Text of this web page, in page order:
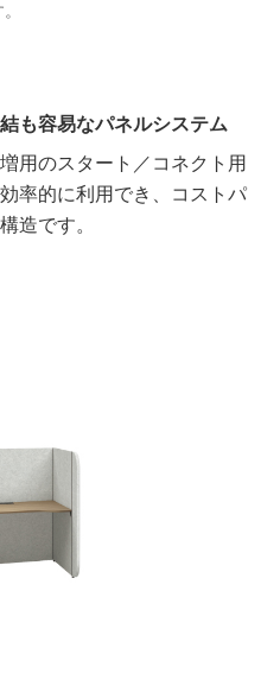
も容易なパネルシステム
用のスタート／コネクト用
率的に利用でき、コストパ
造です。